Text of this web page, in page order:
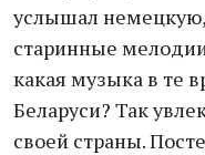
услышал
старинные
какая музыка в те
Беларуси? Так
своей страны.